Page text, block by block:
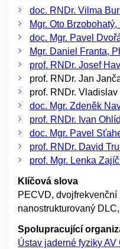
doc. RNDr. Vilma
Mgr. Oto Brzobohatý,
doc. Mgr. Pavel
Mgr. Daniel Franta,
prof. RNDr. Josef
prof. RNDr. Jan
prof. RNDr.
doc. Mgr. Zdeněk
prof. RNDr. Ivan
doc. Mgr. Pavel
prof. RNDr. David
prof. Mgr. Lenka
Klíčová slova
PECVD,
nanostrukturovaný
Spolupracující
Ústav jaderné fyziky AV